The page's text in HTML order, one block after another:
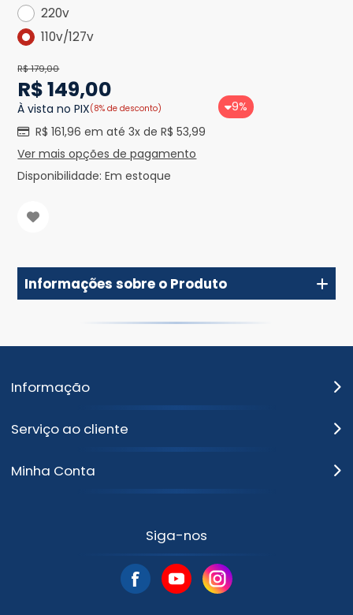
220v
110v/127v
R$ 179,00
R$ 149,00
À vista no PIX(8% de desconto)
R$ 161,96 em até 3x de R$ 53,99
Ver mais opções de pagamento
9%
Disponibilidade: Em estoque
Informações sobre o Produto
Informação
Serviço ao cliente
Minha Conta
Siga-nos